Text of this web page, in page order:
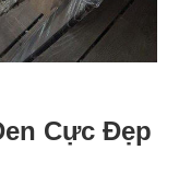
Cực Đẹp